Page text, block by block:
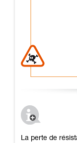
La perte de